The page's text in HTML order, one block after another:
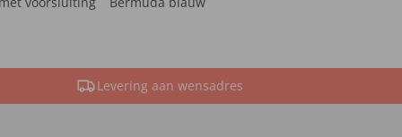
Levering aan wensadres